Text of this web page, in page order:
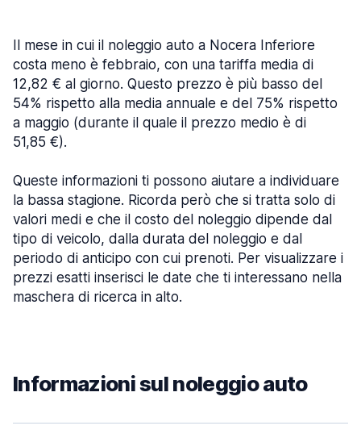
Il mese in cui il noleggio auto a Nocera Inferiore
costa meno è febbraio, con una tariffa media di
12,82 € al giorno. Questo prezzo è più basso del
54% rispetto alla media annuale e del 75% rispetto
a maggio (durante il quale il prezzo medio è di
51,85 €).
Queste informazioni ti possono aiutare a individuare
la bassa stagione. Ricorda però che si tratta solo di
valori medi e che il costo del noleggio dipende dal
tipo di veicolo, dalla durata del noleggio e dal
periodo di anticipo con cui prenoti. Per visualizzare i
prezzi esatti inserisci le date che ti interessano nella
maschera di ricerca in alto.
Informazioni sul noleggio auto